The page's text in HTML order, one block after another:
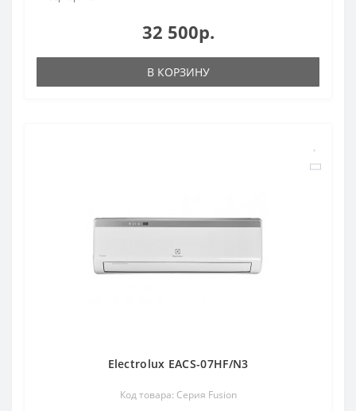
32 500р.
В КОРЗИНУ
Electrolux EACS-07HF/N3
Код товара: Серия Fusion